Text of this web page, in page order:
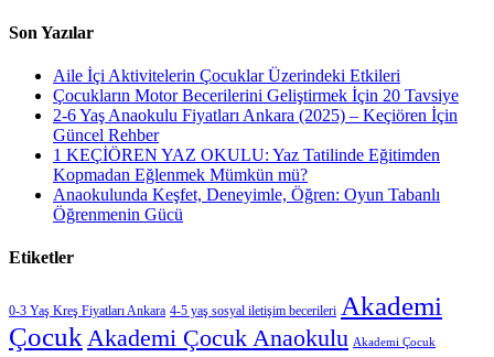
Son Yazılar
Aile İçi Aktivitelerin Çocuklar Üzerindeki Etkileri
Çocukların Motor Becerilerini Geliştirmek İçin 20 Tavsiye
2-6 Yaş Anaokulu Fiyatları Ankara (2025) – Keçiören İçin
Güncel Rehber
1 KEÇİÖREN YAZ OKULU: Yaz Tatilinde Eğitimden
Kopmadan Eğlenmek Mümkün mü?
Anaokulunda Keşfet, Deneyimle, Öğren: Oyun Tabanlı
Öğrenmenin Gücü
Etiketler
0-3 Yaş Kreş Fiyatları Ankara 4-5 yaş sosyal iletişim becerileri Akademi
ÇocukAkademi Çocuk Anaokulu Akademi Çocuk